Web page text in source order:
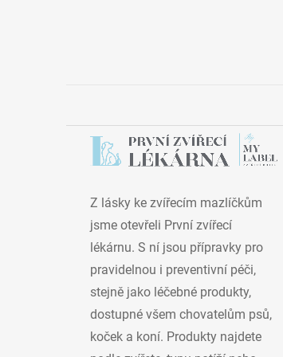
Z lásky ke zvířecím mazlíčkům
jsme otevřeli První zvířecí
lékárnu. S ní jsou přípravky pro
pravidelnou i preventivní péči,
stejně jako léčebné produkty,
dostupné všem chovatelům psů,
koček a koní. Produkty najdete